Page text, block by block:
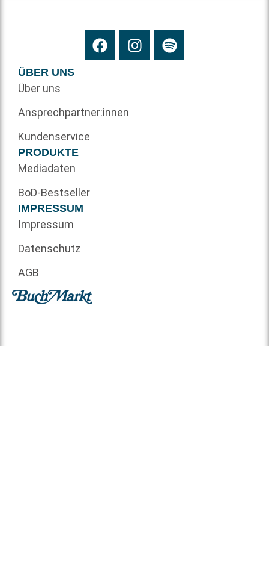
ÜBER UNS
Über uns
Ansprechpartner:innen
Kundenservice
PRODUKTE
Mediadaten
BoD-Bestseller
IMPRESSUM
Impressum
Datenschutz
AGB